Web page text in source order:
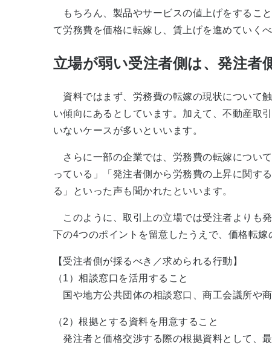
もちろん、製品やサービスの値上げをするこ
て労務費を価格に転嫁し、賃上げを進めていく
立場が弱い受注者側は、発注者
資料ではまず、労務費の転嫁の現状について
い傾向にあるとしています。加えて、不動産取
いないケースが多いといいます。
さらに一部の企業では、労務費の転嫁につい
っている」「発注者側から労務費の上昇に関す
る」といった声も聞かれたといいます。
このように、取引上の立場では受注者よりも
下の4つのポイントを留意したうえで、価格転嫁
【受注者側が採るべき／求められる行動】
（1）相談窓口を活用すること
国や地方公共団体の相談窓口、商工会議所や
（2）根拠とする資料を用意すること
発注者と価格交渉する際の根拠資料として、